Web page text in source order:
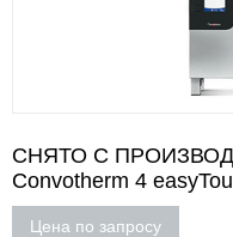
СНЯТО С
Convotherm 4
Цена по запросу